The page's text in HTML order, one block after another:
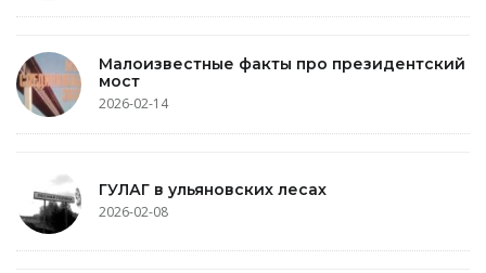
Малоизвестные факты про президентский
мост
2026-02-14
ГУЛАГ в ульяновских лесах
2026-02-08